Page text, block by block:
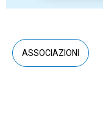
ASSOCIAZIONI